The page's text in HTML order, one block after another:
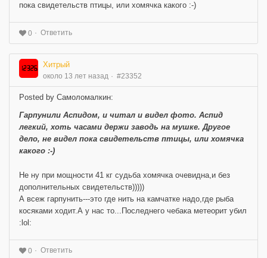
пока свидетельств птицы, или хомячка какого :-)
0 Ответить
Хитрый
около 13 лет назад #23352
Posted by Самоломалкин:
Гарпунили Аспидом, и читал и видел фото. Аспид
легкий, хоть часами держи заводь на мушке. Другое
дело, не видел пока свидетельств птицы, или хомячка
какого :-)
Не ну при мощности 41 кг судьба хомячка очевидна,и без
дополнительных свидетельств)))))
А всеж гарпунить---это где нить на камчатке надо,где рыба
косяками ходит.А у нас то...Последнего чебака метеорит убил
:lol:
0 Ответить